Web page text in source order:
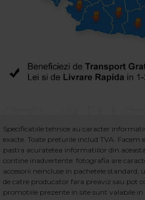
Specificatiile tehnice au caracter
exacte. Toate preturile includ TVA.
pastra acuratetea informatiilor din
contine inadvertente: fotografia are
accesorii neincluse in pachetele
de catre producator fara preaviz sau pot
promotiile prezente in site sunt valabile